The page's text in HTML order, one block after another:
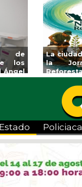
de
los
Ángel
La
la
Estado Policiaca